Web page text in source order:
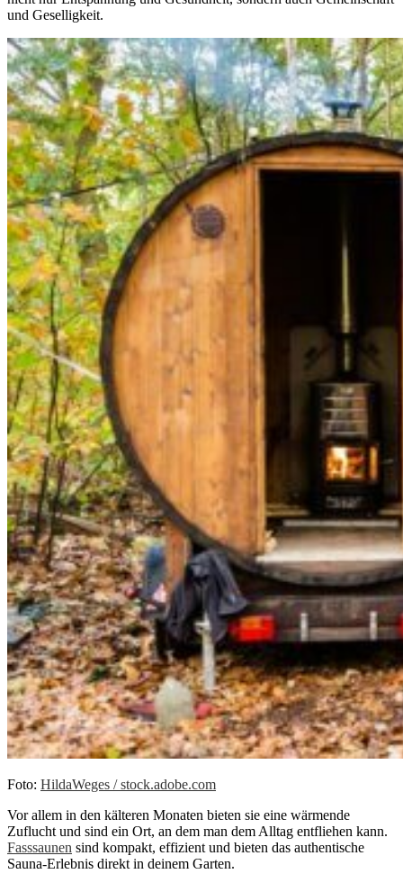
und Geselligkeit.
Foto: HildaWeges / stock.adobe.com
Vor allem in den kälteren Monaten bieten sie eine wärmende
Zuflucht und sind ein Ort, an dem man dem Alltag entfliehen kann.
Fasssaunen sind kompakt, effizient und bieten das authentische
Sauna-Erlebnis direkt in deinem Garten.